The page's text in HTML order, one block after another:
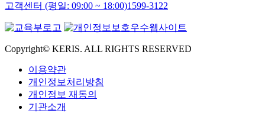
고객센터 (평일: 09:00 ~ 18:00)1599-3122
Copyright© KERIS. ALL RIGHTS RESERVED
이용약관
개인정보처리방침
개인정보 재동의
기관소개